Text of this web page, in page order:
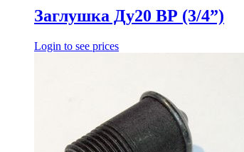
Заглушка Ду20 ВР (3/4”)
Login to see prices